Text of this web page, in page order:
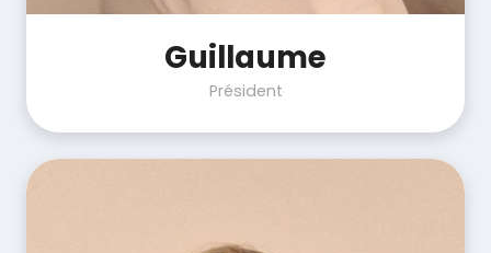
Guillaume
Président